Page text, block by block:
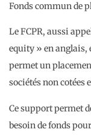
Fonds commun de
Le FCPR, aussi
equity » en anglais,
permet un
sociétés non cotées
Ce support permet
besoin de fonds